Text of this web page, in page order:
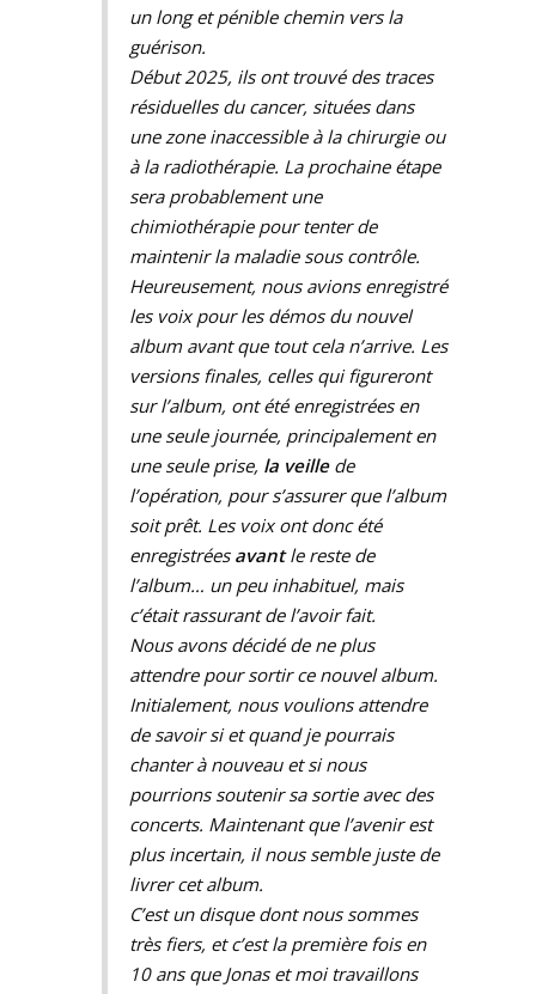
un long et pénible chemin vers la
guérison.
Début 2025, ils ont trouvé des traces
résiduelles du cancer, situées dans
une zone inaccessible à la chirurgie ou
à la radiothérapie. La prochaine étape
sera probablement une
chimiothérapie pour tenter de
maintenir la maladie sous contrôle.
Heureusement, nous avions enregistré
les voix pour les démos du nouvel
album avant que tout cela n’arrive. Les
versions finales, celles qui figureront
sur l’album, ont été enregistrées en
une seule journée, principalement en
une seule prise, la veillede
l’opération, pour s’assurer que l’album
soit prêt. Les voix ont donc été
enregistrées avantle reste de
l’album… un peu inhabituel, mais
c’était rassurant de l’avoir fait.
Nous avons décidé de ne plus
attendre pour sortir ce nouvel album.
Initialement, nous voulions attendre
de savoir si et quand je pourrais
chanter à nouveau et si nous
pourrions soutenir sa sortie avec des
concerts. Maintenant que l’avenir est
plus incertain, il nous semble juste de
livrer cet album.
C’est un disque dont nous sommes
très fiers, et c’est la première fois en
10 ans que Jonas et moi travaillons